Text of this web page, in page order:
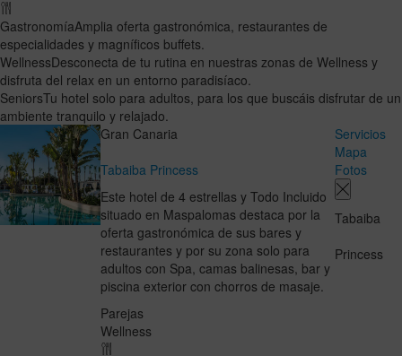
GastronomíaAmplia oferta gastronómica, restaurantes de
especialidades y magníficos buffets.
WellnessDesconecta de tu rutina en nuestras zonas de Wellness y
disfruta del relax en un entorno paradisíaco.
SeniorsTu hotel solo para adultos, para los que buscáis disfrutar de un
ambiente tranquilo y relajado.
Gran Canaria
Tabaiba Princess
Este hotel de 4 estrellas y Todo Incluido
situado en Maspalomas destaca por la
oferta gastronómica de sus bares y
restaurantes y por su zona solo para
adultos con Spa, camas balinesas, bar y
piscina exterior con chorros de masaje.
Parejas
Wellness
Servicios
Mapa
Fotos
Tabaiba
Princess